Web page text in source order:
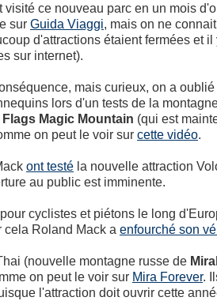
visité ce nouveau parc en un mois
sur Guida Viaggi, mais on ne
d'attractions étaient fermées et il
sur internet).
mais curieux, on a
lors d'un tests de la
Magic Mountain (qui est
on peut le voir sur cette vidéo.
ont testéla nouvelle attraction
au public est imminente.
cyclistes et piétons le long
cela Roland Mack a enfourché son
(nouvelle montagne russe de
on peut le voir sur Mira Forever.
l'attraction doit ouvrir cette